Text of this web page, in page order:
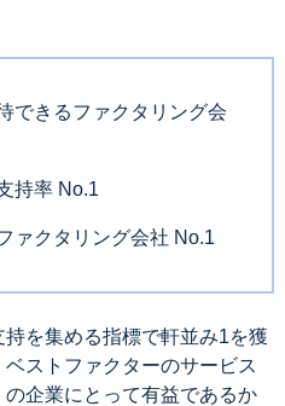
できるファクタリング会
持率 No.1
ァクタリング会社 No.1
を集める指標で軒並み1を獲
ストファクターのサービス
企業にとって有益であるか